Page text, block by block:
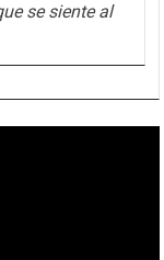
se siente al